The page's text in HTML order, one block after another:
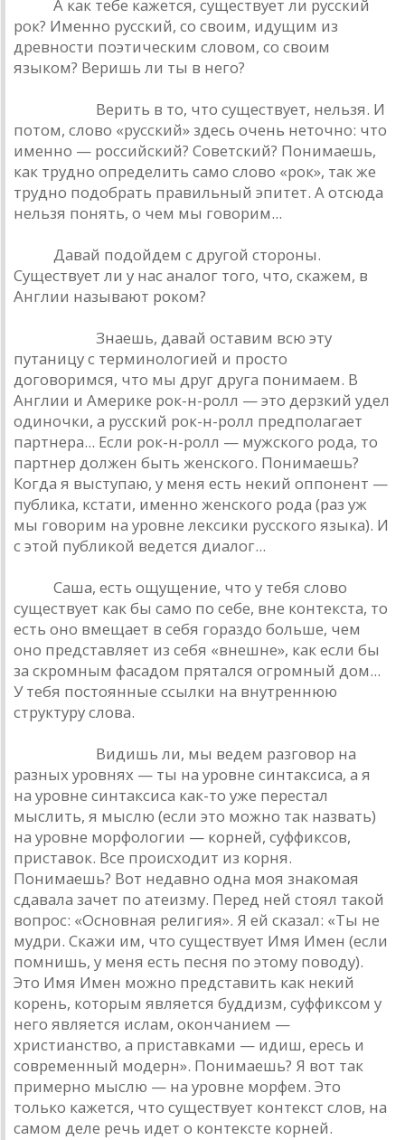
А как тебе кажется, существует ли русский
рок? Именно русский, со своим, идущим из
древности поэтическим словом, со своим
языком? Веришь ли ты в него?
Верить в то, что существует, нельзя. И
потом, слово «русский» здесь очень неточно: что
именно — российский? Советский? Понимаешь,
как трудно определить само слово «рок», так же
трудно подобрать правильный эпитет. А отсюда
нельзя понять, о чем мы говорим...
Давай подойдем с другой стороны.
Существует ли у нас аналог того, что, скажем, в
Англии называют роком?
Знаешь, давай оставим всю эту
путаницу с терминологией и просто
договоримся, что мы друг друга понимаем. В
Англии и Америке рок-н-ролл — это дерзкий удел
одиночки, а русский рок-н-ролл предполагает
партнера... Если рок-н-ролл — мужского рода, то
партнер должен быть женского. Понимаешь?
Когда я выступаю, у меня есть некий оппонент —
публика, кстати, именно женского рода (раз уж
мы говорим на уровне лексики русского языка). И
с этой публикой ведется диалог...
Саша, есть ощущение, что у тебя слово
существует как бы само по себе, вне контекста, то
есть оно вмещает в себя гораздо больше, чем
оно представляет из себя «внешне», как если бы
за скромным фасадом прятался огромный дом...
У тебя постоянные ссылки на внутреннюю
структуру слова.
Видишь ли, мы ведем разговор на
разных уровнях — ты на уровне синтаксиса, а я
на уровне синтаксиса как-то уже перестал
мыслить, я мыслю (если это можно так назвать)
на уровне морфологии — корней, суффиксов,
приставок. Все происходит из корня.
Понимаешь? Вот недавно одна моя знакомая
сдавала зачет по атеизму. Перед ней стоял такой
вопрос: «Основная религия». Я ей сказал: «Ты не
мудри. Скажи им, что существует Имя Имен (если
помнишь, у меня есть песня по этому поводу).
Это Имя Имен можно представить как некий
корень, которым является буддизм, суффиксом у
него является ислам, окончанием —
христианство, а приставками — идиш, ересь и
современный модерн». Понимаешь? Я вот так
примерно мыслю — на уровне морфем. Это
только кажется, что существует контекст слов, на
самом деле речь идет о контексте корней.